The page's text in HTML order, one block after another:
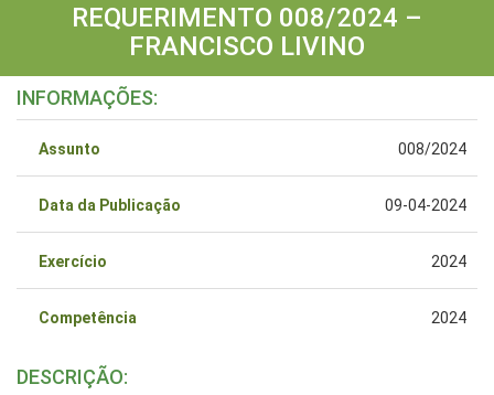
REQUERIMENTO 008/2024 –
FRANCISCO LIVINO
INFORMAÇÕES:
Assunto 008/2024
Data da Publicação 09-04-2024
Exercício 2024
Competência 2024
DESCRIÇÃO: